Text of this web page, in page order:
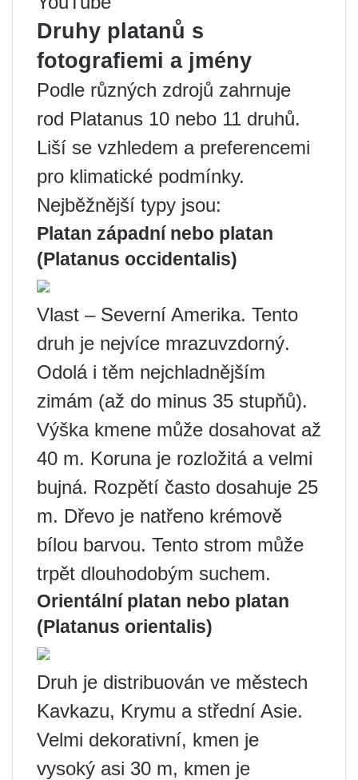
Druhy platanů s
fotografiemi a jmény
Podle různých zdrojů zahrnuje
rod Platanus 10 nebo 11 druhů.
Liší se vzhledem a preferencemi
pro klimatické podmínky.
Nejběžnější typy jsou:
Platan západní nebo platan
(Platanus occidentalis)
Vlast – Severní Amerika. Tento
druh je nejvíce mrazuvzdorný.
Odolá i těm nejchladnějším
zimám (až do minus 35 stupňů).
Výška kmene může dosahovat až
40 m. Koruna je rozložitá a velmi
bujná. Rozpětí často dosahuje 25
m. Dřevo je natřeno krémově
bílou barvou. Tento strom může
trpět dlouhodobým suchem.
Orientální platan nebo platan
(Platanus orientalis)
Druh je distribuován ve městech
Kavkazu, Krymu a střední Asie.
Velmi dekorativní, kmen je
vysoký asi 30 m, kmen je